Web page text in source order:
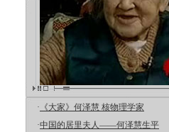
· 《大家》何泽慧 核物理学家
·中国的居里夫人——何泽慧生平